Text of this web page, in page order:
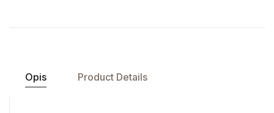
Opis Product Details